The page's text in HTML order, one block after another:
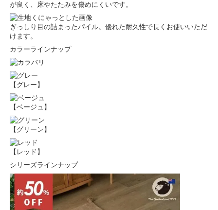
が良く、床やたたみを傷めにくいです。
ぎっしり目の詰まったパイル。優れた耐久性で長くお使いいただ
けます。
カラーラインナップ
【グレー】
【ベージュ】
【グリーン】
【レッド】
シリーズラインナップ